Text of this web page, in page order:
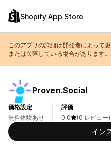
Shopify App Store
このアプリの詳細は開発者によって
または欠落している場合があります。
Proven.Social
価格設定
無料体験あり
評価
0.0
(0 レビュー)
イン